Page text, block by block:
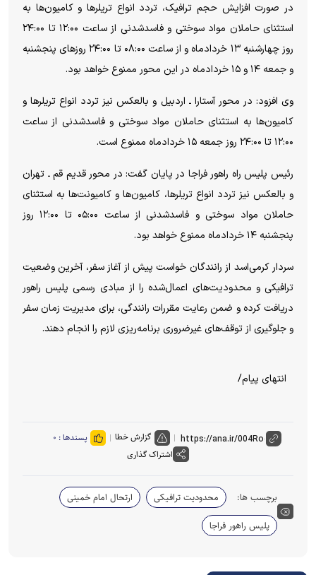
در صورت افزایش حجم ترافیک، تردد انواع تریلر‌ها و کامیون‌ها به
استثنای حاملان مواد سوختی و فاسدشدنی از ساعت ۱۲:۰۰ تا ۲۴:۰۰
روز چهارشنبه ۱۳ خردادماه و از ساعت ۰۸:۰۰ تا ۲۴:۰۰ روز‌های پنجشنبه
و جمعه ۱۴ و ۱۵ خردادماه در این محور ممنوع خواهد بود.
وی افزود: در محور آستارا ـ اردبیل و بالعکس نیز تردد انواع تریلر‌ها و
کامیون‌ها به استثنای حاملان مواد سوختی و فاسدشدنی از ساعت
۱۲:۰۰ تا ۲۴:۰۰ روز جمعه ۱۵ خردادماه ممنوع است.
رئیس پلیس راه راهور فراجا در پایان گفت: در محور قدیم قم ـ تهران
و بالعکس نیز تردد انواع تریلرها، کامیون‌ها و کامیونت‌ها به استثنای
حاملان مواد سوختی و فاسدشدنی از ساعت ۰۵:۰۰ تا ۱۲:۰۰ روز
پنجشنبه ۱۴ خردادماه ممنوع خواهد بود.
سردار کرمی‌اسد از رانندگان خواست پیش از آغاز سفر، آخرین وضعیت
ترافیکی و محدودیت‌های اعمال‌شده را از مبادی رسمی پلیس راهور
دریافت کرده و ضمن رعایت مقررات رانندگی، برای مدیریت زمان سفر
و جلوگیری از توقف‌های غیرضروری برنامه‌ریزی لازم را انجام دهند.
انتهای پیام/
گزارش خطا پسندها : ۰
اشتراک گذاری
برچسب ها: محدودیت ترافیکی
ارتحال امام خمینی
پلیس راهور فراجا